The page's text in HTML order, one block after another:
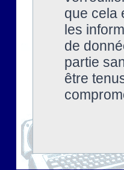
que cela
les
de
partie
être